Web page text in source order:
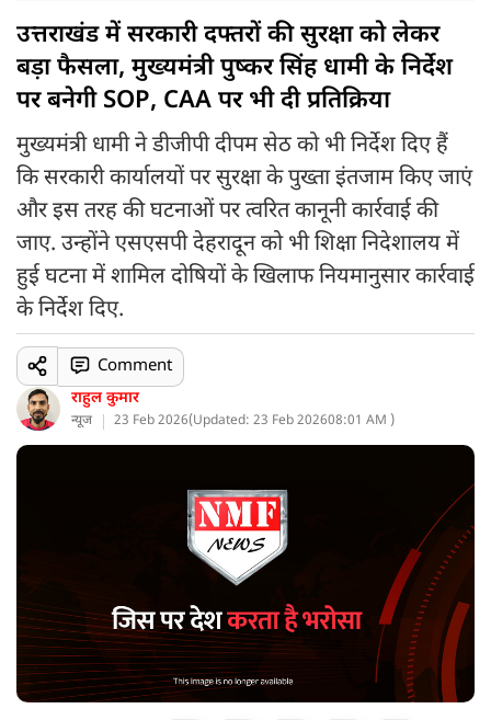
उत्तराखंड में सरकारी दफ्तरों की सुरक्षा को लेकर
बड़ा फैसला, मुख्यमंत्री पुष्कर सिंह धामी के निर्देश
पर बनेगी SOP, CAA पर भी दी प्रतिक्रिया
मुख्यमंत्री धामी ने डीजीपी दीपम सेठ को भी निर्देश दिए हैं
कि सरकारी कार्यालयों पर सुरक्षा के पुख्ता इंतजाम किए जाएं
और इस तरह की घटनाओं पर त्वरित कानूनी कार्रवाई की
जाए. उन्होंने एसएसपी देहरादून को भी शिक्षा निदेशालय में
हुई घटना में शामिल दोषियों के खिलाफ नियमानुसार कार्रवाई
के निर्देश दिए.
राहुल कुमार
न्यूज 23 Feb 2026(Updated: 23 Feb 202608:01 AM )
Comment